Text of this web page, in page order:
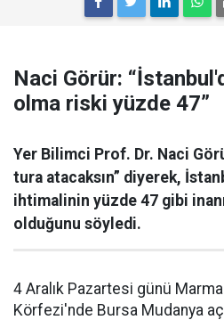
Naci Görür:
olma riski yüzde 47”
Yer Bilimci Prof. Dr. Naci
tura atacaksın” diyerek,
ihtimalinin yüzde 47 gibi
olduğunu söyledi.
4 Aralık Pazartesi günü
Körfezi'nde Bursa Mudanya